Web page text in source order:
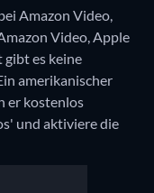
Amazon Video,
Video, Apple
gibt es keine
amerikanischer
er kostenlos
und aktiviere die